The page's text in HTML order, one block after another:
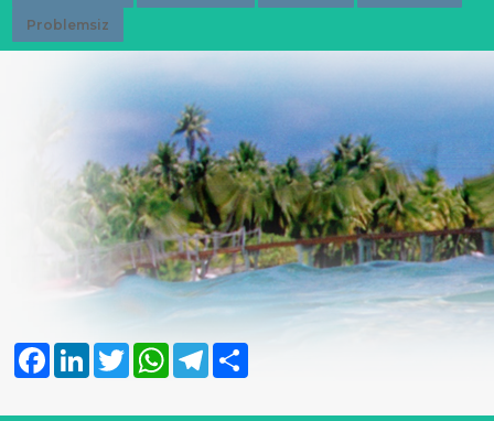
Problemsiz
FacebookLinkedInTwitter WhatsAppTelegram